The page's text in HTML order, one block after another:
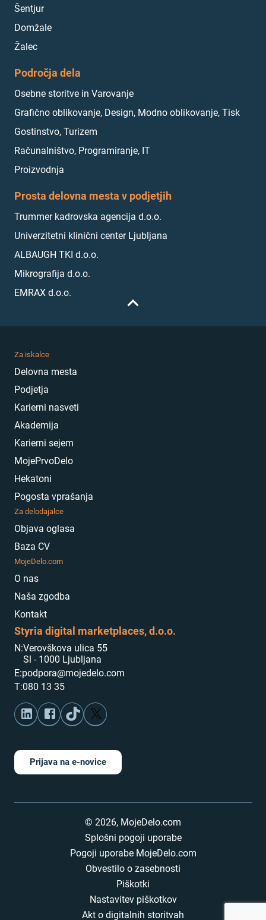
Šentjur
Domžale
Žalec
Področja dela
Osebne storitve in Varovanje
Grafično oblikovanje, Design, Modno oblikovanje, Tisk
Gostinstvo, Turizem
Računalništvo, Programiranje, IT
Proizvodnja
Prosta delovna mesta v podjetjih
Trummer kadrovska agencija d.o.o.
Univerzitetni klinični center Ljubljana
ALBAUGH TKI d.o.o.
Mikrografija d.o.o.
EMRAX d.o.o.
Za iskalce
Delovna mesta
Podjetja
Karierni nasveti
Akademija
Karierni sejem
MojePrvoDelo
Hekatoni
Pogosta vprašanja
Za delodajalce
Objava oglasa
Baza CV
MojeDelo.com
O nas
Naša zgodba
Kontakt
Styria digital marketplaces, d.o.o.
N:Verovškova ulica 55
Sl - 1000 Ljubljana
E:podpora@mojedelo.com
T:080 13 35
Prijava na e-novice
© 2026, MojeDelo.com
Splošni pogoji uporabe
Pogoji uporabe MojeDelo.com
Obvestilo o zasebnosti
Piškotki
Nastavitev piškotkov
Akt o digitalnih storitvah